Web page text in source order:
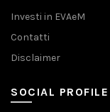
Investi in EVAeM
Contatti
Disclaimer
SOCIAL PROFILE